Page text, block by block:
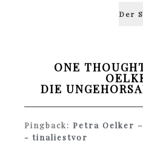
Der
ONE
DIE
Pingback:Petra Oelker
- tinaliestvor